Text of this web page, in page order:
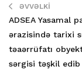
ƏVVƏLKI
ADSEA Yasamal
ərazisində tarixi
təaərrüfatı
sərgisi təşkil edib